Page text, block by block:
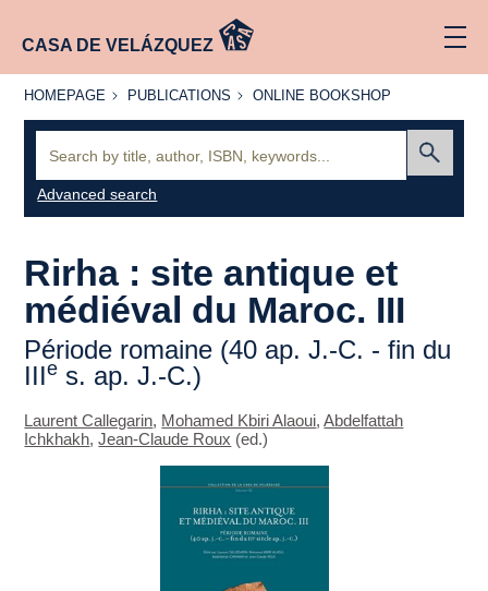
CASA DE VELÁZQUEZ
HOMEPAGE
HOMEPAGE PUBLICATIONS
PUBLICATIONS
ONLINE
ONLINE BOOKSHOP
Advanced search
Rirha : site antique et
médiéval du Maroc. III
Période romaine (40 ap. J.-C. - fin du
IIIe s. ap. J.-C.)
Laurent Callegarin, Mohamed Kbiri Alaoui,Abdelfattah
Ichkhakh,Jean-Claude Roux (ed.)